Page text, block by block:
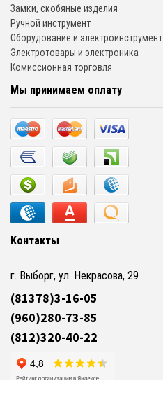
Замки, скобяные изделия
Ручной инструмент
Оборудование и электроинструмент
Электротовары и электроника
Комиссионная торговля
Мы принимаем оплату
Контакты
г. Выборг, ул. Некрасова, 29
(81378)3-16-05
(960)280-73-85
(812)320-40-22